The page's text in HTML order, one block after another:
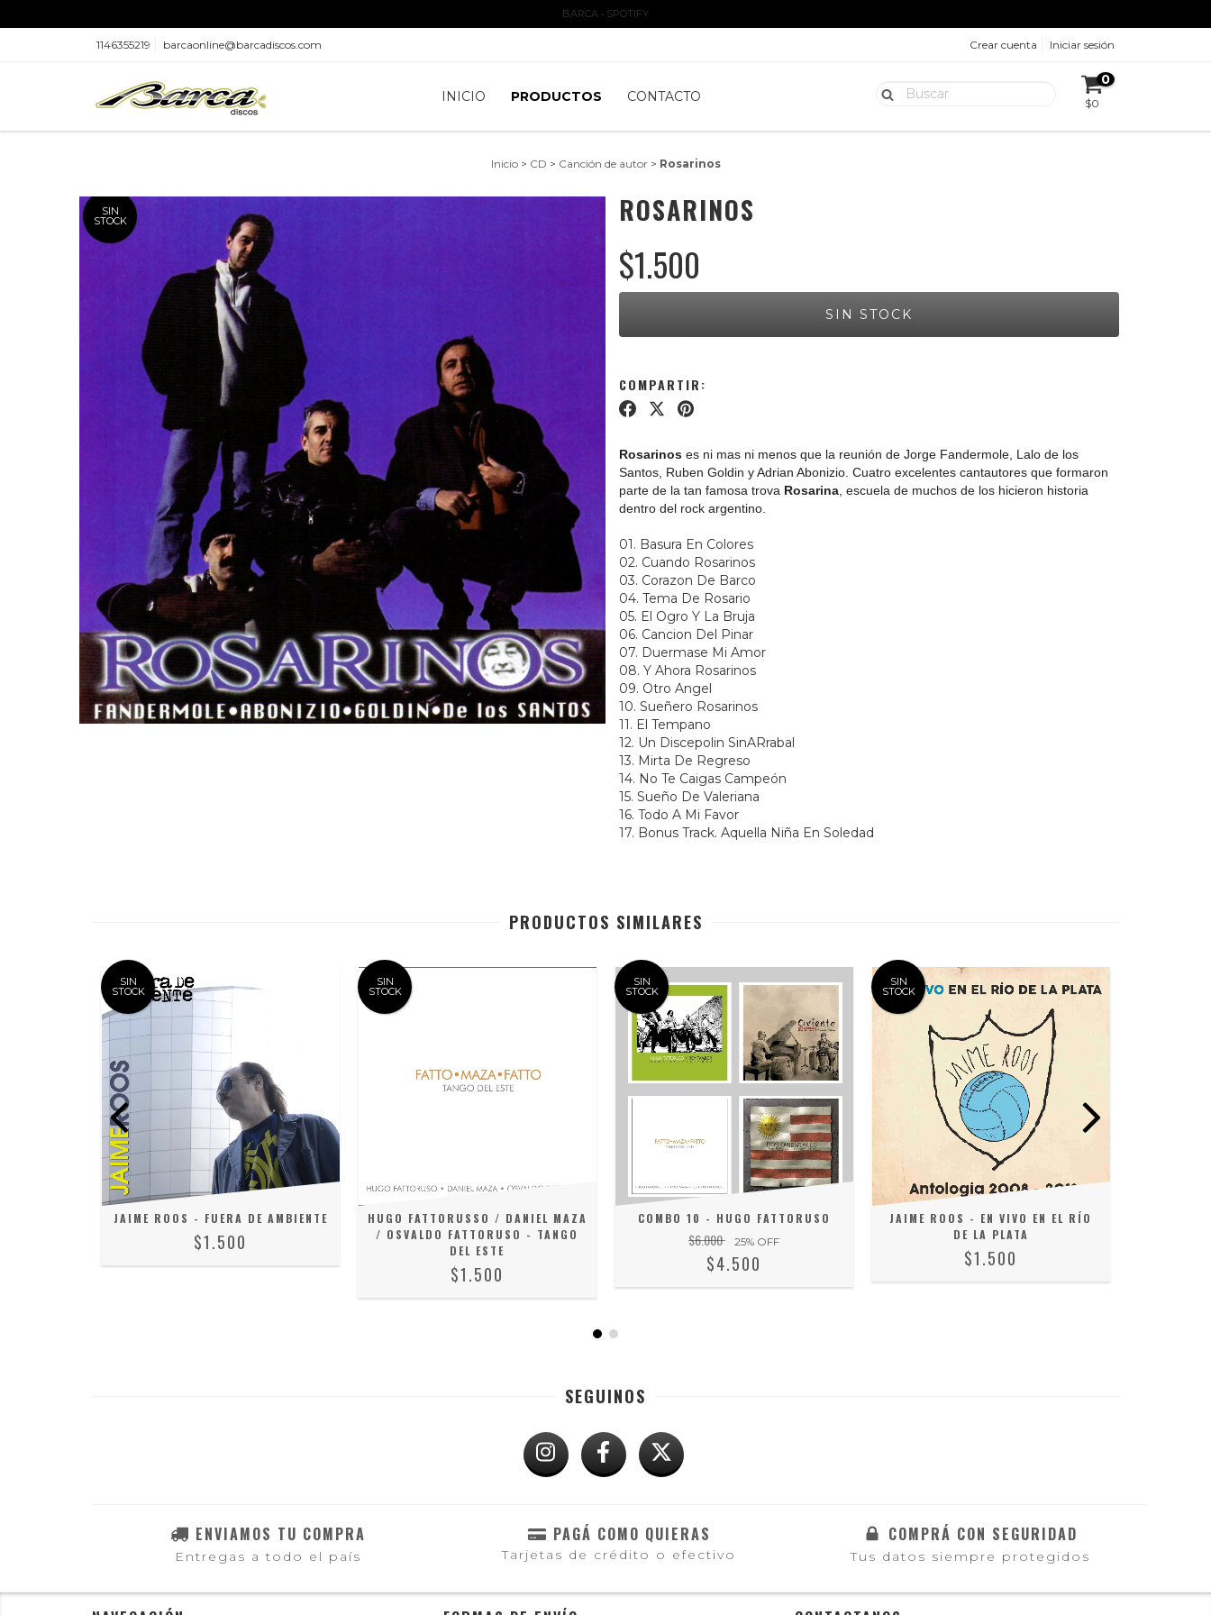
BARCA • SPOTIFY
1146355219 barcaonline@barcadiscos.com Crear cuenta Iniciar sesión
INICIO PRODUCTOS CONTACTO
0
$0
Inicio > CD > Canción de autor > Rosarinos
SIN
STOCK ROSARINOS
$1.500
COMPARTIR:
Rosarinos es ni mas ni menos que la reunión de Jorge Fandermole, Lalo de los
Santos, Ruben Goldin y Adrian Abonizio. Cuatro excelentes cantautores que formaron
parte de la tan famosa trova Rosarina , escuela de muchos de los hicieron historia
dentro del rock argentino.
01. Basura En Colores
02. Cuando Rosarinos
03. Corazon De Barco
04. Tema De Rosario
05. El Ogro Y La Bruja
06. Cancion Del Pinar
07. Duermase Mi Amor
08. Y Ahora Rosarinos
09. Otro Angel
10. Sueñero Rosarinos
11. El Tempano
12. Un Discepolin SinARrabal
13. Mirta De Regreso
14. No Te Caigas Campeón
15. Sueño De Valeriana
16. Todo A Mi Favor
17. Bonus Track. Aquella Niña En Soledad
PRODUCTOS SIMILARES
SIN
STOCK
JAIME ROOS - FUERA DE AMBIENTE
$1.500
SIN
STOCK
HUGO FATTORUSSO / DANIEL MAZA
/ OSVALDO FATTORUSO - TANGO
DEL ESTE
$1.500
SIN
STOCK
COMBO 10 - HUGO FATTORUSO
$6.000 25% OFF
$4.500
SIN
STOCK
JAIME ROOS - EN VIVO EN EL RÍO
DE LA PLATA
$1.500
SEGUINOS
ENVIAMOS TU COMPRA
Entregas a todo el país
PAGÁ COMO QUIERAS
Tarjetas de crédito o efectivo
COMPRÁ CON SEGURIDAD
Tus datos siempre protegidos